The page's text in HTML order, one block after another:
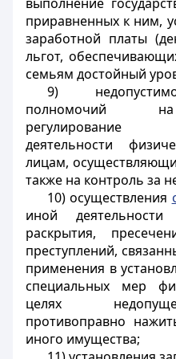
приравненных к ним,
заработной платы
льгот,
семьям достойный
9)
полномочий на
регулирование
деятельности
лицам,
также на контроль за
10) осуществления
иной
раскрытия,
преступлений,
применения в
специальных мер
целях
противоправно
иного имущества;